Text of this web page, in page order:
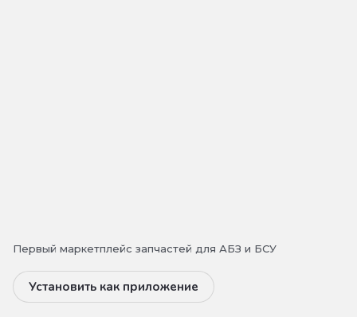
Первый маркетплейс запчастей для АБЗ и БСУ
Установить как приложение